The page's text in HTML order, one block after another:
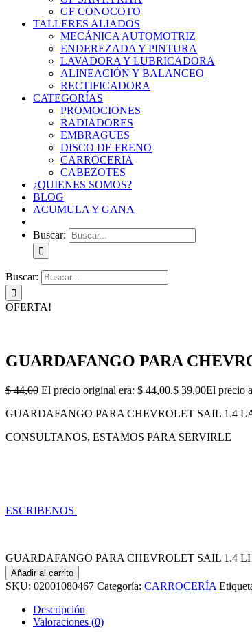
GF CONOCOTO
TALLERES ALIADOS
MECÁNICA AUTOMOTRIZ
ENDEREZADA Y PINTURA
LAVADORA Y LUBRICADORA
ALINEACIÓN Y BALANCEO
RECTIFICADORA
CATEGORÍAS
PROMOCIONES
RADIADORES
EMBRAGUES
DISCO DE FRENO
CARROCERIA
CABEZOTES
¿QUIENES SOMOS?
BLOG
ACUMULA Y GANA
Buscar:
Buscar:
OFERTA!
GUARDAFANGO PARA
$44,00 El precio original era: $ 44,00.$ 39,00El precio
GUARDAFANGO PARA CHEVROLET SAIL 1.4
CONSULTANOS, ESTAMOS PARA SERVIRLE
ESCRIBENOS
GUARDAFANGO PARA CHEVROLET SAIL 1.4
Añadir al carrito
SKU: 02001080467 Categoría: CARROCERÍA
Descripción
Valoraciones (0)